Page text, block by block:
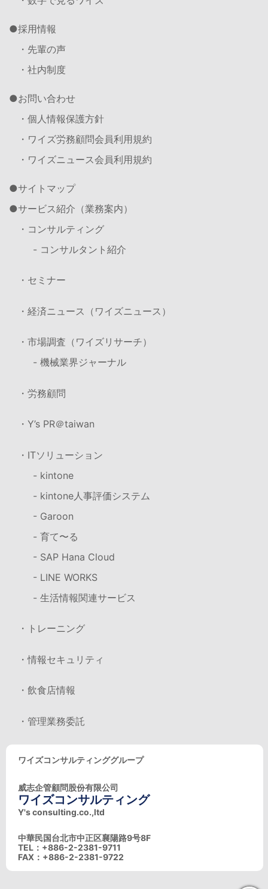
採用情報
・先輩の声
・社内制度
お問い合わせ
・個人情報保護方針
・ワイズ労務顧問会員利用規約
・ワイズニュース会員利用規約
サイトマップ
サービス紹介（業務案内）
・コンサルティング
- コンサルタント紹介
・セミナー
・経済ニュース（ワイズニュース）
・市場調査（ワイズリサーチ）
- 機械業界ジャーナル
・労務顧問
・Y’s PR＠taiwan
・ITソリューション
- kintone
- kintone人事評価システム
- Garoon
- 育て〜る
- SAP Hana Cloud
- LINE WORKS
- 生活情報関連サービス
・トレーニング
・情報セキュリティ
・飲食店情報
・管理業務委託
ワイズコンサルティンググループ
威志企管顧問股份有限公司
ワイズコンサルティング
Y's consulting.co.,ltd
中華民国台北市中正区襄陽路9号8F
TEL：+886-2-2381-9711
FAX：+886-2-2381-9722